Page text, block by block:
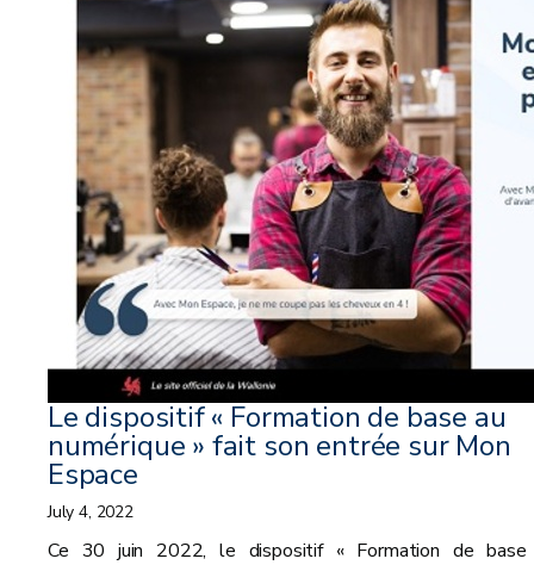
Le dispositif « Formation de base au
numérique » fait son entrée sur Mon
Espace
July 4, 2022
Ce 30 juin 2022, le dispositif « Formation de base